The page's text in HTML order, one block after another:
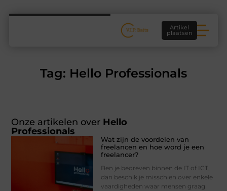
Artikel
plaatsen
Tag: Hello Professionals
Onze artikelen over Hello
Professionals
Wat zijn de voordelen van
freelancen en hoe word je een
freelancer?
Ben je bedreven binnen de IT of ICT,
dan beschik je misschien over enkele
vaardigheden waar mensen graag